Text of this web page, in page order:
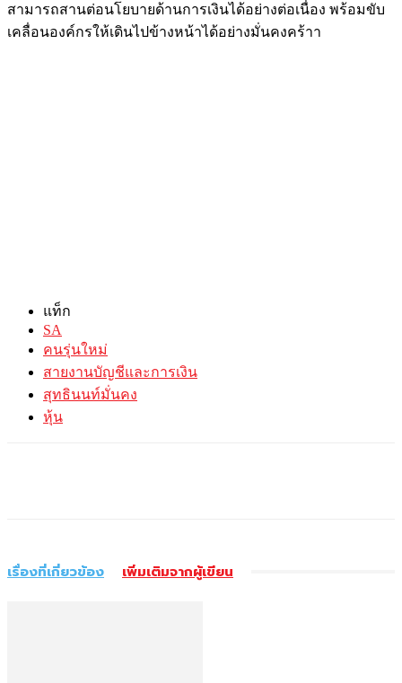
สามารถสานต่อนโยบายด้านการเงินได้อย่างต่อเนื่อง พร้อมขับ
เคลื่อนองค์กรให้เดินไปข้างหน้าได้อย่างมั่นคงคร้าา
แท็ก
SA
คนรุ่นใหม่
สายงานบัญชีและการเงิน
สุทธินนท์มั่นคง
หุ้น
เรื่องที่เกี่ยวข้อง เพิ่มเติมจากผู้เขียน